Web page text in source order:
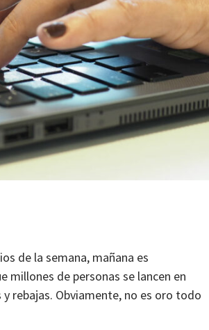
de la semana, mañana es
millones de personas se lancen en
rebajas. Obviamente, no es oro todo